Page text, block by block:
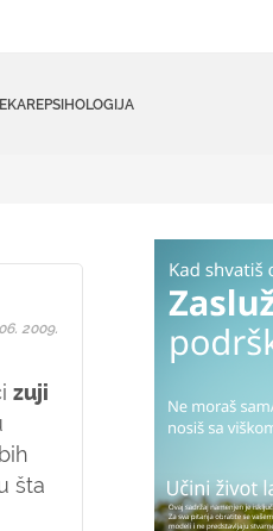
PSIHOLOGIJA
zuji
šta
2009.